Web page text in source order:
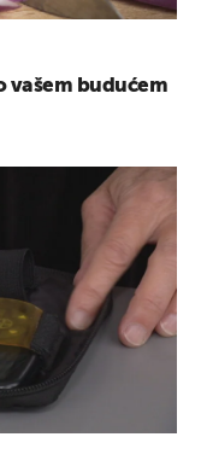
vašem budućem